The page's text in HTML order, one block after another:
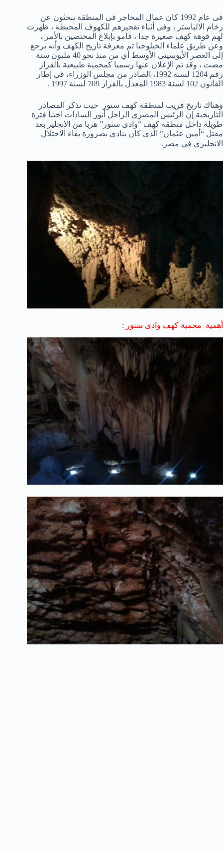
فى عام 1992 كان عمال المحاجر فى المنطقة يبحثون عن
رخام الالباستر ، وفى أثناء تفجيرهم للكهوف المحيطة ، ظهرت
لهم فوهة كهف صغيرة جدا ، قامو بإبلاغ المختصين بالأمر ،
وعن طريق علماء الجيلوجيا تم معرفة تاريخ الكهف وأنه يرجع
إلى العصر الأيوسيني الأوسط أي من منذ نحو 40 مليون سنة
مضت ، وقد تم الإعلان عنها رسميا كمحمية طبيعية بالقرار
رقم 1204 لسنة 1992، الصادر من مجلس الوزراء، في إطار
القانون 102 لسنة 1983 المعدل بالقرار 709 لسنة 1997 .
وهناك تاريخ قريب لمنطقة كهف سنور حيث تذكر المصادر
التاريخية إن الرئيس المصري الراحل أنور السادات اختبأ فترة
طويلة داخل منطقة كهف “وادى سنور” هربا من الإنجليز بعد
مقتل “أمين عثمان” الذي كان ينادي بضرورة بقاء الاحتلال
الانجليزي في مصر.
أهمية محمية كهف وادى سنور :